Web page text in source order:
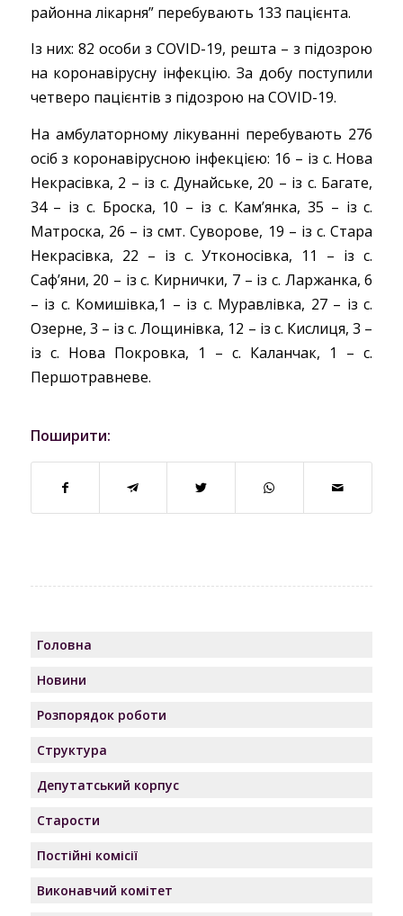
районна лікарня” перебувають 133 пацієнта.
Із них: 82 особи з COVID-19, решта – з підозрою
на коронавірусну інфекцію. За добу поступили
четверо пацієнтів з підозрою на COVID-19.
На амбулаторному лікуванні перебувають 276
осіб з коронавірусною інфекцією: 16 – із с. Нова
Некрасівка, 2 – із с. Дунайське, 20 – із с. Багате,
34 – із с. Броска, 10 – із с. Кам’янка, 35 – із с.
Матроска, 26 – із смт. Суворове, 19 – із с. Стара
Некрасівка, 22 – із с. Утконосівка, 11 – із с.
Саф’яни, 20 – із с. Кирнички, 7 – із с. Ларжанка, 6
– із с. Комишівка,1 – із с. Муравлівка, 27 – із с.
Озерне, 3 – із с. Лощинівка, 12 – із с. Кислиця, 3 –
із с. Нова Покровка, 1 – с. Каланчак, 1 – с.
Першотравневе.
Поширити:
Головна
Новини
Розпорядок роботи
Структура
Депутатський корпус
Старости
Постійні комісії
Виконавчий комітет